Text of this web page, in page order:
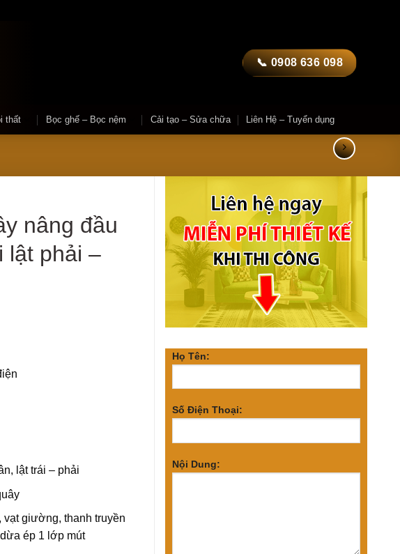
📞 0908 636 098
thất Bọc ghế – Bọc nệm Cải tạo – Sửa chữa Liên Hệ – Tuyển dụng
Họ Tên:
Số Điện Thoại:
Nội Dung:
nâng đầu
lật phải –
lật trái – phải
giường, thanh truyền
ép 1 lớp mút